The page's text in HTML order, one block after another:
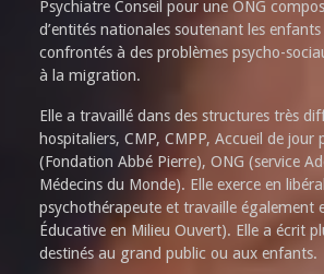
Psychiatre Conseil pour une ONG
d’entités nationales soutenant les
confrontés à des problèmes psycho-
à la migration.
Elle a travaillé dans des structures très
hospitaliers, CMP, CMPP, Accueil de jour
(Fondation Abbé Pierre), ONG (service
Médecins du Monde). Elle exerce en
psychothérapeute et travaille également
Éducative en Milieu Ouvert). Elle a écrit
destinés au grand public ou aux enfants.